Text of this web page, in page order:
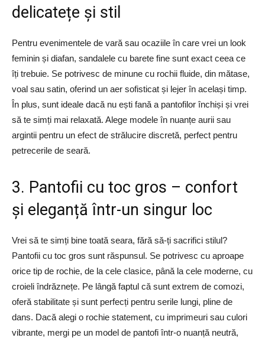
delicatețe și stil
Pentru evenimentele de vară sau ocaziile în care vrei un look
feminin și diafan, sandalele cu barete fine sunt exact ceea ce
îți trebuie. Se potrivesc de minune cu rochii fluide, din mătase,
voal sau satin, oferind un aer sofisticat și lejer în același timp.
În plus, sunt ideale dacă nu ești fană a pantofilor închiși și vrei
să te simți mai relaxată. Alege modele în nuanțe aurii sau
argintii pentru un efect de strălucire discretă, perfect pentru
petrecerile de seară.
3. Pantofii cu toc gros – confort
și eleganță într-un singur loc
Vrei să te simți bine toată seara, fără să-ți sacrifici stilul?
Pantofii cu toc gros sunt răspunsul. Se potrivesc cu aproape
orice tip de rochie, de la cele clasice, până la cele moderne, cu
croieli îndrăznețe. Pe lângă faptul că sunt extrem de comozi,
oferă stabilitate și sunt perfecți pentru serile lungi, pline de
dans. Dacă alegi o rochie statement, cu imprimeuri sau culori
vibrante, mergi pe un model de pantofi într-o nuanță neutră,